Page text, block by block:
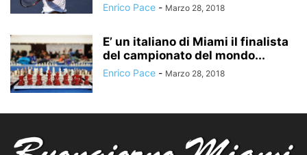
Enrico Pace - Marzo 28, 2018
E’ un italiano di Miami il finalista
del campionato del mondo...
Enrico Pace - Marzo 28, 2018